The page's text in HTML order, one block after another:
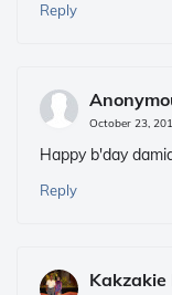
Reply
October 23,
Happy b'day
Reply